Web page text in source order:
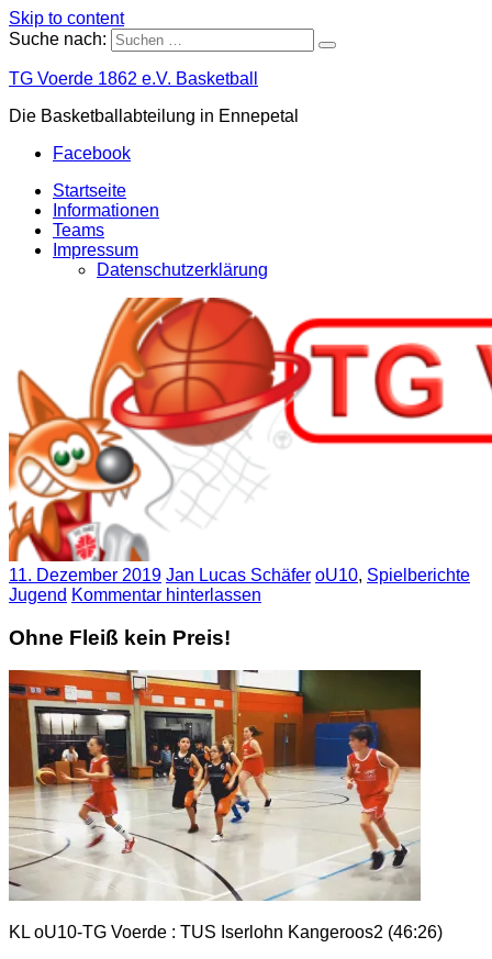
Skip to content
Suche nach:
TG Voerde 1862 e.V. Basketball
Die Basketballabteilung in Ennepetal
Facebook
Startseite
Informationen
Teams
Impressum
Datenschutzerklärung
11. Dezember 2019 Jan Lucas Schäfer oU10, Spielberichte
Jugend Kommentar hinterlassen
Ohne Fleiß kein Preis!
KL oU10-TG Voerde : TUS Iserlohn Kangeroos2 (46:26)